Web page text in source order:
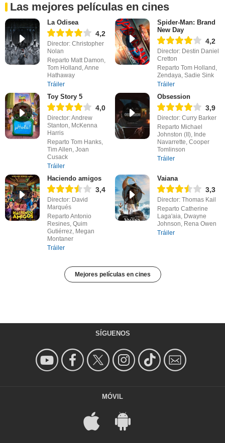
Las mejores películas en cines
La Odisea
4,2
Director: Christopher
Nolan
Reparto Matt Damon,
Tom Holland, Anne
Hathaway
Tráiler
Spider-Man: Brand
New Day
4,2
Director: Destin Daniel
Cretton
Reparto Tom Holland,
Zendaya, Sadie Sink
Tráiler
Toy Story 5
4,0
Director: Andrew
Stanton, McKenna
Harris
Reparto Tom Hanks,
Tim Allen, Joan
Cusack
Tráiler
Obsession
3,9
Director: Curry Barker
Reparto Michael
Johnston (II), Inde
Navarrette, Cooper
Tomlinson
Tráiler
Haciendo amigos
3,4
Director: David
Marqués
Reparto Antonio
Resines, Quim
Gutiérrez, Megan
Montaner
Tráiler
Vaiana
3,3
Director: Thomas Kail
Reparto Catherine
Laga'aia, Dwayne
Johnson, Rena Owen
Tráiler
Mejores películas en cines
SÍGUENOS
MÓVIL